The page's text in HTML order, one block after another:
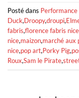
Posté dans Performance
Duck,Droopy,droupi,
fabris,florence fabris nice
nice,maizon,marché aux
nice,pop art,Porky Pig,
Roux,Sam le Pirate,